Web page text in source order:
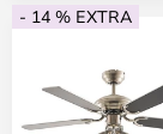
- 14 % EXTRA